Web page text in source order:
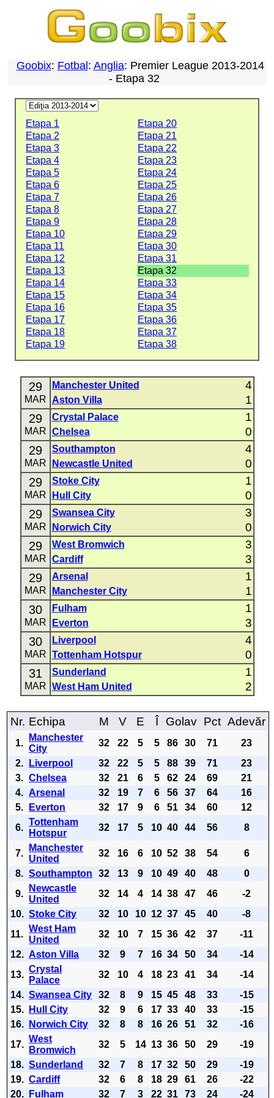
Goobix: Fotbal : Anglia: Premier League 2013-2014
- Etapa 32
Etapa 1
Etapa 20
Etapa 2
Etapa 21
Etapa 3
Etapa 22
Etapa 4
Etapa 23
Etapa 5
Etapa 24
Etapa 6
Etapa 25
Etapa 7
Etapa 26
Etapa 8
Etapa 27
Etapa 9
Etapa 28
Etapa 10
Etapa 29
Etapa 11
Etapa 30
Etapa 12
Etapa 31
Etapa 13
Etapa 32
Etapa 14
Etapa 33
Etapa 15
Etapa 34
Etapa 16
Etapa 35
Etapa 17
Etapa 36
Etapa 18
Etapa 37
Etapa 19
Etapa 38
29
MAR
Manchester United 4
Aston Villa 1
29
MAR
Crystal Palace 1
Chelsea 0
29
MAR
Southampton 4
Newcastle United 0
29
MAR
Stoke City 1
Hull City 0
29
MAR
Swansea City 3
Norwich City 0
29
MAR
West Bromwich 3
Cardiff 3
29
MAR
Arsenal 1
Manchester City 1
30
MAR
Fulham 1
Everton 3
30
MAR
Liverpool 4
Tottenham Hotspur 0
31
MAR
Sunderland 1
West Ham United 2
Nr. Echipa M V E Î Golav Pct Adevăr
1.
Manchester
City
32 22 5 5 86 30 71
23
2.
Liverpool 32 22 5 5 88 39 71
23
3. Chelsea 32 21 6 5 62 24 69
21
4. Arsenal 32 19 7 6 56 37 64
16
5.
Everton 32 17 9 6 51 34 60
12
6.
Tottenham
Hotspur
32 17 5 10 40 44 56 8
7.
Manchester
United
32 16 6 10 52 38 54
6
8. Southampton 32 13 9 10 49 40 48
0
9.
Newcastle
United
32 14 4 14 38 47 46
-2
10. Stoke City 32 10 10 12 37 45 40
-8
11.
West Ham
United
32 10 7 15 36 42 37
-11
12. Aston Villa 32 9 7 16 34 50 34
-14
13.
Crystal
Palace
32 10 4 18 23 41 34
-14
14. Swansea City 32 8 9 15 45 48 33
-15
15.
Hull City 32 9 6 17 33 40 33
-15
16.
Norwich City 32 8 8 16 26 51 32
-16
17.
West
Bromwich
32 5 14 13 36 50 29
-19
18. Sunderland 32 7 8 17 32 50 29
-19
19. Cardiff 32 6 8 18 29 61 26
-22
20.
Fulham 32 7 3 22 31 73 24 -24